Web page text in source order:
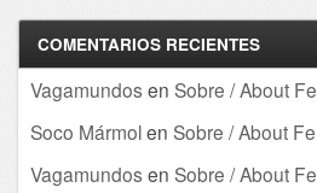
COMENTARIOS RECIENTES
Vagamundos en Sobre / About
Soco Mármolen Sobre / About
Vagamundos en Sobre / About